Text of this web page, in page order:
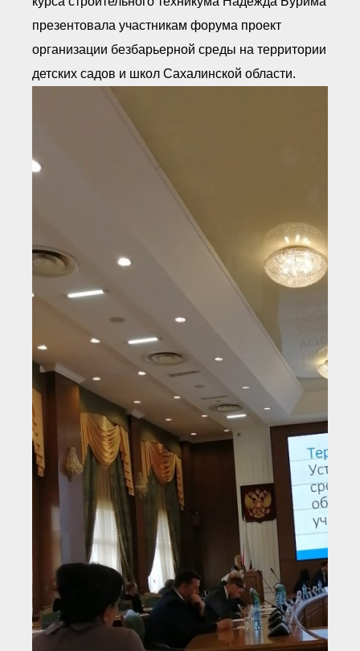
презентовала участникам форума проект
организации безбарьерной среды на территории
детских садов и школ Сахалинской области.